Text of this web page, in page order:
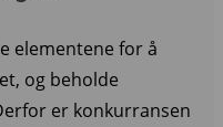
elementene for å
og beholde
er konkurransen